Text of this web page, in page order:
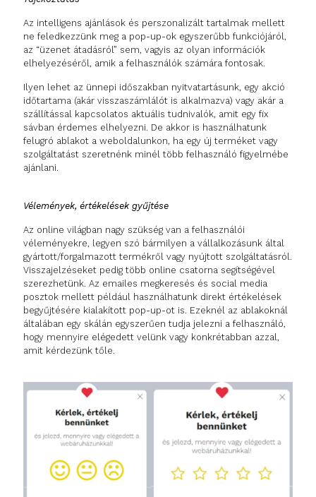
Az intelligens ajánlások és perszonalizált tartalmak mellett
ne feledkezzünk meg a pop-up-ok egyszerűbb funkciójáról,
az “üzenet átadásról” sem, vagyis az olyan információk
elhelyezéséről, amik a felhasználók számára fontosak.
Ilyen lehet az ünnepi időszakban nyitvatartásunk, egy akció
időtartama (akár visszaszámlálót is alkalmazva) vagy akár a
szállítással kapcsolatos aktuális tudnivalók, amit egy fix
sávban érdemes elhelyezni. De akkor is használhatunk
felugró ablakot a weboldalunkon, ha egy új terméket vagy
szolgáltatást szeretnénk minél több felhasználó figyelmébe
ajánlani.
Vélemények, értékelések gyűjtése
Az online világban nagy szükség van a felhasználói
véleményekre, legyen szó bármilyen a vállalkozásunk által
gyártott/forgalmazott termékről vagy nyújtott szolgáltatásról.
Visszajelzéseket pedig több online csatorna segítségével
szerezhetünk. Az emailes megkeresés és social media
posztok mellett például használhatunk direkt értékelések
begyűjtésére kialakított pop-up-ot is. Ezeknél az ablakoknál
általában egy skálán egyszerűen tudja jelezni a felhasználó,
hogy mennyire elégedett velünk vagy konkrétabban azzal,
amit kérdezünk tőle.